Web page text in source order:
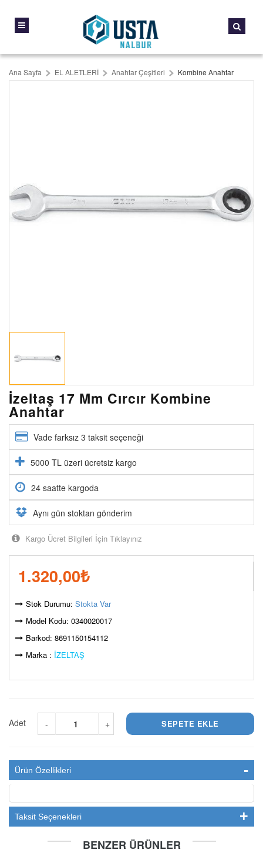
Ana Sayfa EL ALETLERİ Anahtar Çeşitleri Kombine Anahtar
İzeltaş 17 Mm Cırcır Kombine
Anahtar
Vade farksız 3 taksit seçeneği
5000 TL üzeri ücretsiz kargo
24 saatte kargoda
Aynı gün stoktan gönderim
Kargo Ücret Bilgileri İçin Tıklayınız
1.320,00₺
Stok Durumu: Stokta Var
Model Kodu: 0340020017
Barkod: 8691150154112
Marka : İZELTAŞ
Adet +
-
Ürün Özellikleri
Taksit Seçenekleri
BENZER ÜRÜNLER